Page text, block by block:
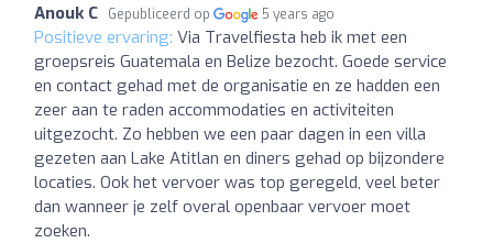
Anouk C Gepubliceerd op 5 years ago
Positieve ervaring: Via Travelfiesta heb ik met een
groepsreis Guatemala en Belize bezocht. Goede service
en contact gehad met de organisatie en ze hadden een
zeer aan te raden accommodaties en activiteiten
uitgezocht. Zo hebben we een paar dagen in een villa
gezeten aan Lake Atitlan en diners gehad op bijzondere
locaties. Ook het vervoer was top geregeld, veel beter
dan wanneer je zelf overal openbaar vervoer moet
zoeken.